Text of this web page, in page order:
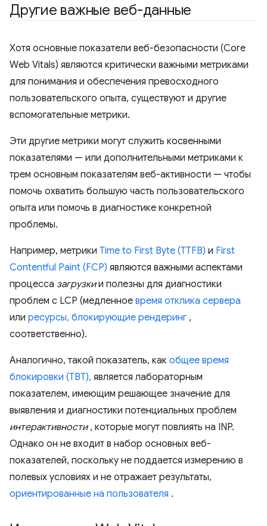
Другие важные веб-данные
Хотя основные показатели веб-безопасности (Core
Web Vitals) являются критически важными метриками
для понимания и обеспечения превосходного
пользовательского опыта, существуют и другие
вспомогательные метрики.
Эти другие метрики могут служить косвенными
показателями — или дополнительными метриками к
трем основным показателям веб-активности — чтобы
помочь охватить большую часть пользовательского
опыта или помочь в диагностике конкретной
проблемы.
Например, метрики Time to First Byte (TTFB) и First
Contentful Paint (FCP) являются важными аспектами
процесса загрузкии полезны для диагностики
проблем с LCP (медленное время отклика сервера
или ресурсы, блокирующие рендеринг ,
соответственно).
Аналогично, такой показатель, как общее время
блокировки (TBT), является лабораторным
показателем, имеющим решающее значение для
выявления и диагностики потенциальных проблем
интерактивности, которые могут повлиять на INP.
Однако он не входит в набор основных веб-
показателей, поскольку не поддается измерению в
полевых условиях и не отражает результаты,
ориентированные на пользователя .